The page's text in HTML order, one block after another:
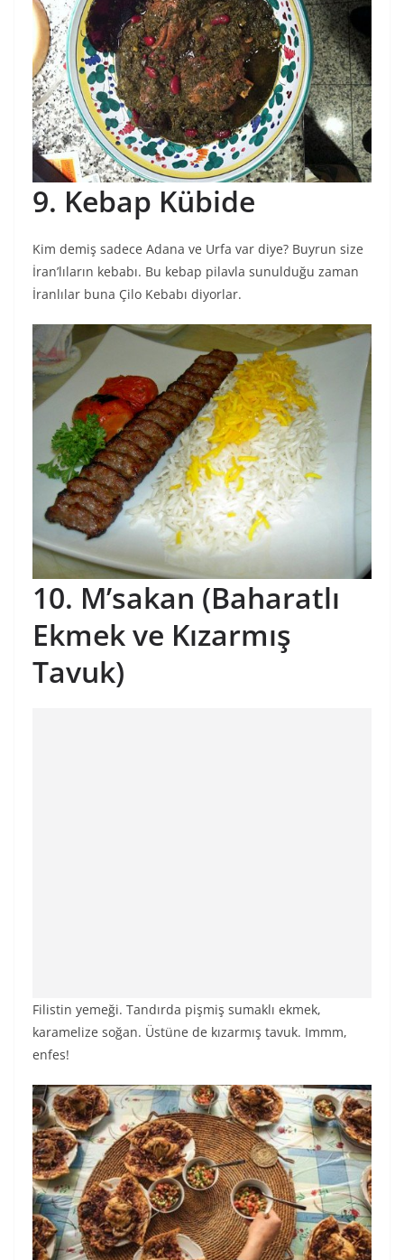
9. Kebap Kübide
Kim demiş sadece Adana ve Urfa var diye? Buyrun size
İran’lıların kebabı. Bu kebap pilavla sunulduğu zaman
İranlılar buna Çilo Kebabı diyorlar.
10. M’sakan (Baharatlı
Ekmek ve Kızarmış
Tavuk)
Filistin yemeği. Tandırda pişmiş sumaklı ekmek,
karamelize soğan. Üstüne de kızarmış tavuk. Immm,
enfes!